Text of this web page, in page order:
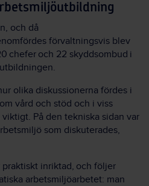
och då
förvaltningsvis blev
chefer och 22 skyddsombud i
olika diskussionerna fördes i
vård och stöd och i viss
På den tekniska sidan var
som diskuterades,
inriktad, och följer
arbetsmiljöarbetet: man